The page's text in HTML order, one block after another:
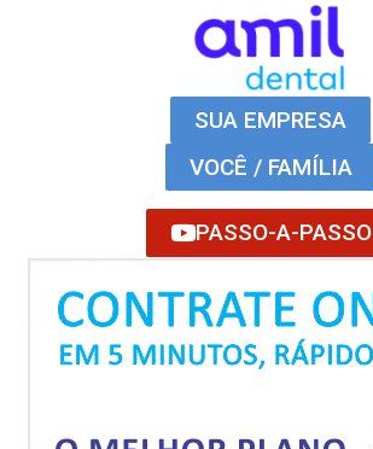
SUA EMPRESA
VOCÊ / FAMÍLIA
PASSO-A-PASSO